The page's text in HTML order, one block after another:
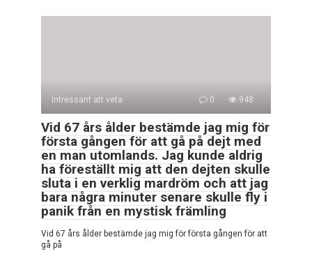
Intressant att veta 0 948
Vid 67 års ålder bestämde jag mig för
första gången för att gå på dejt med
en man utomlands. Jag kunde aldrig
ha föreställt mig att den dejten skulle
sluta i en verklig mardröm och att jag
bara några minuter senare skulle fly i
panik från en mystisk främling
Vid 67 års ålder bestämde jag mig för första gången för att
gå på